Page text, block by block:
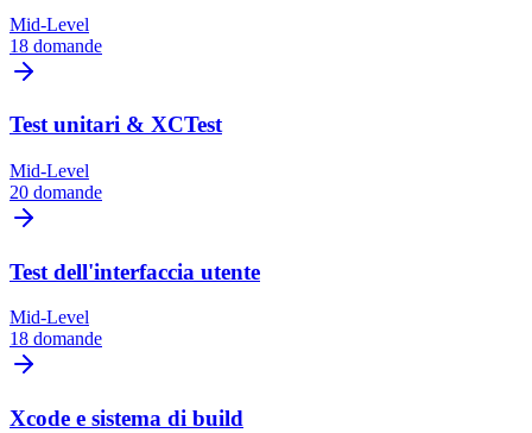
Mid-Level
18 domande
Test unitari & XCTest
Mid-Level
20 domande
Test dell'interfaccia utente
Mid-Level
18 domande
Xcode e sistema di build